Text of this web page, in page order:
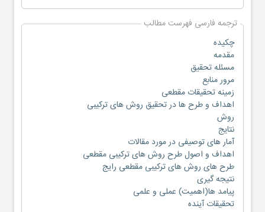
ترجمه فارسی فهرست مطالب
چکیده
مقدمه
مسئله تحقیق
مرور منابع
زمینه تحقیقات مقطعی
اهداف و طرح ها در تحقیق روش های ترکیبی
روش
نتایج
آمار های توصیفی در مورد مقالات
اهداف و اصول طرح روش های ترکیبی مقطعی
طرح های روش های ترکیبی مقطعی رایج
نتیجه گیری
پیامد ها(اهمیت) عملی و علمی
تحقیقات آینده